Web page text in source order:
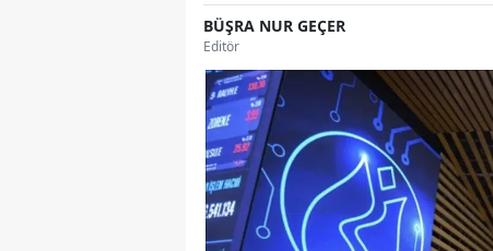
BÜŞRA NUR GEÇER
Editör